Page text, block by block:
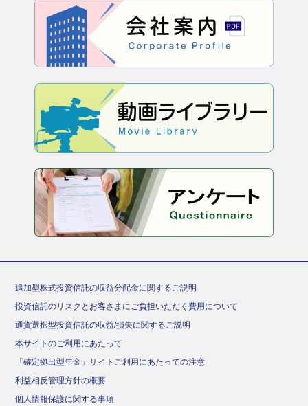
追加型株式投資信託の収益分配金に関するご説明
投資信託のリスクとお客さまにご負担いただく費用について
通貨選択型投資信託の収益/損失に関するご説明
本サイトのご利用にあたって
「確定拠出型年金」サイトご利用にあたっての注意
利益相反管理方針の概要
個人情報保護に関する事項